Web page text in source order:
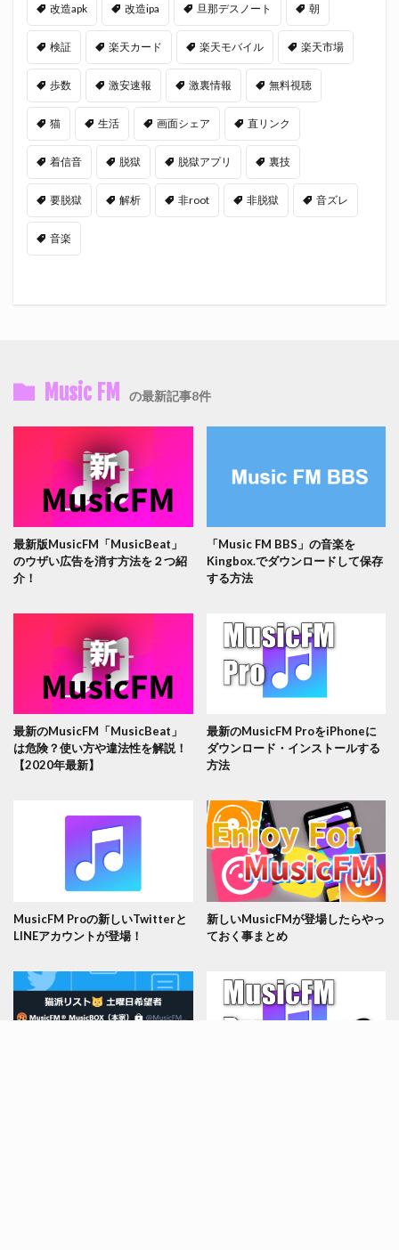
改造apk 改造ipa 旦那デスノート 朝
検証 楽天カード 楽天モバイル 楽天市場
歩数 激安速報 激裏情報 無料視聴
猫 生活 画面シェア 直リンク
着信音 脱獄 脱獄アプリ 裏技
要脱獄 解析 非root 非脱獄 音ズレ
音楽
Music FM の最新記事8件
最新版MusicFM「MusicBeat」
のウザい広告を消す方法を２つ紹
介！
「Music FM BBS」の音楽を
Kingbox.でダウンロードして保存
する方法
最新のMusicFM「MusicBeat」
は危険？使い方や違法性を解説！
【2020年最新】
最新のMusicFM ProをiPhoneに
ダウンロード・インストールする
方法
MusicFM Proの新しいTwitterと
LINEアカウントが登場！
新しいMusicFMが登場したらやっ
ておく事まとめ